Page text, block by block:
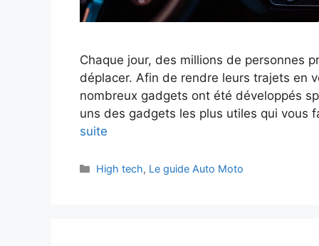
Chaque jour, des millions de personnes
déplacer. Afin de rendre leurs trajets en
nombreux gadgets ont été développés
uns des gadgets les plus utiles qui
suite
Catégories
High tech, Le guide Auto Moto